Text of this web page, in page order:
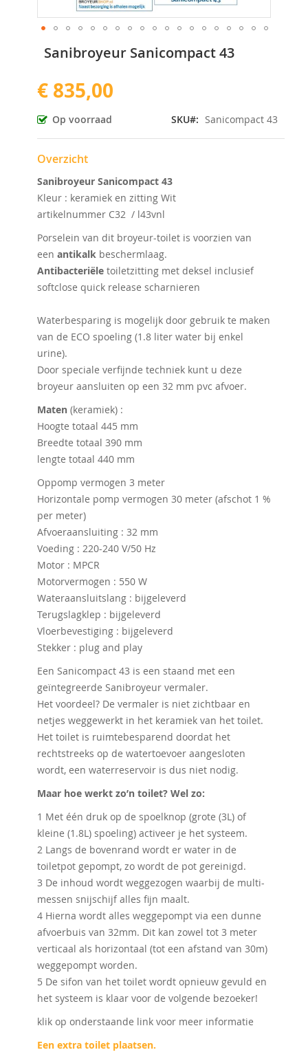
Sanibroyeur Sanicompact 43
€ 835,00
Op voorraad SKU Sanicompact 43
Overzicht
Sanibroyeur Sanicompact 43
Kleur : keramiek en zitting Wit
artikelnummer C32 / l43vnl
Porselein van dit broyeur-toilet is voorzien van
een antikalk beschermlaag.
Antibacteriële toiletzitting met deksel inclusief
softclose quick release scharnieren
Waterbesparing is mogelijk door gebruik te maken
van de ECO spoeling (1.8 liter water bij enkel
urine).
Door speciale verfijnde techniek kunt u deze
broyeur aansluiten op een 32 mm pvc afvoer.
Maten (keramiek) :
Hoogte totaal 445 mm
Breedte totaal 390 mm
lengte totaal 440 mm
Oppomp vermogen 3 meter
Horizontale pomp vermogen 30 meter (afschot 1 %
per meter)
Afvoeraansluiting : 32 mm
Voeding : 220-240 V/50 Hz
Motor : MPCR
Motorvermogen : 550 W
Wateraansluitslang : bijgeleverd
Terugslagklep : bijgeleverd
Vloerbevestiging : bijgeleverd
Stekker : plug and play
Een Sanicompact 43 is een staand met een
geïntegreerde Sanibroyeur vermaler.
Het voordeel? De vermaler is niet zichtbaar en
netjes weggewerkt in het keramiek van het toilet.
Het toilet is ruimtebesparend doordat het
rechtstreeks op de watertoevoer aangesloten
wordt, een waterreservoir is dus niet nodig.
Maar hoe werkt zo’n toilet? Wel zo:
1 Met één druk op de spoelknop (grote (3L) of
kleine (1.8L) spoeling) activeer je het systeem.
2 Langs de bovenrand wordt er water in de
toiletpot gepompt, zo wordt de pot gereinigd.
3 De inhoud wordt weggezogen waarbij de multi-
messen snijschijf alles fijn maalt.
4 Hierna wordt alles weggepompt via een dunne
afvoerbuis van 32mm. Dit kan zowel tot 3 meter
verticaal als horizontaal (tot een afstand van 30m)
weggepompt worden.
5 De sifon van het toilet wordt opnieuw gevuld en
het systeem is klaar voor de volgende bezoeker!
klik op onderstaande link voor meer informatie
Een extra toilet plaatsen.
naar
begin
van
de
afbeeldingen-
gallerij